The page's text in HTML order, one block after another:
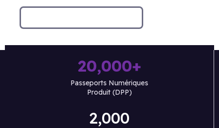
20,000+​
Passeports Numériques
Produit (DPP)
2,000